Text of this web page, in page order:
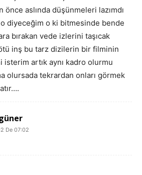
önce aslında düşünmeleri lazımdı
diyeceğim o ki bitmesinde bende
bırakan vede izlerini taşıcak
inş bu tarz dizilerin bir filminin
isterim artık aynı kadro olurmu
olursada tekrardan onları görmek
De 07:02